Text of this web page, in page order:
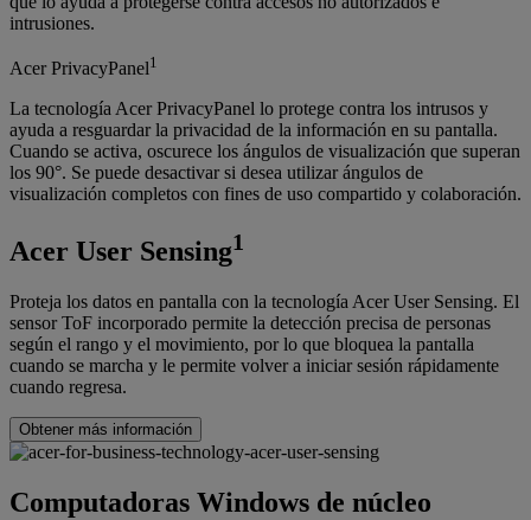
intrusiones.
Acer PrivacyPanel1
La tecnología Acer PrivacyPanel lo protege contra los intrusos y
ayuda a resguardar la privacidad de la información en su pantalla.
Cuando se activa, oscurece los ángulos de visualización que superan
los 90°. Se puede desactivar si desea utilizar ángulos de
visualización completos con fines de uso compartido y colaboración.
Acer User Sensing1
Proteja los datos en pantalla con la tecnología Acer User Sensing. El
sensor ToF incorporado permite la detección precisa de personas
según el rango y el movimiento, por lo que bloquea la pantalla
cuando se marcha y le permite volver a iniciar sesión rápidamente
cuando regresa.
Obtener más información
Computadoras Windows de núcleo